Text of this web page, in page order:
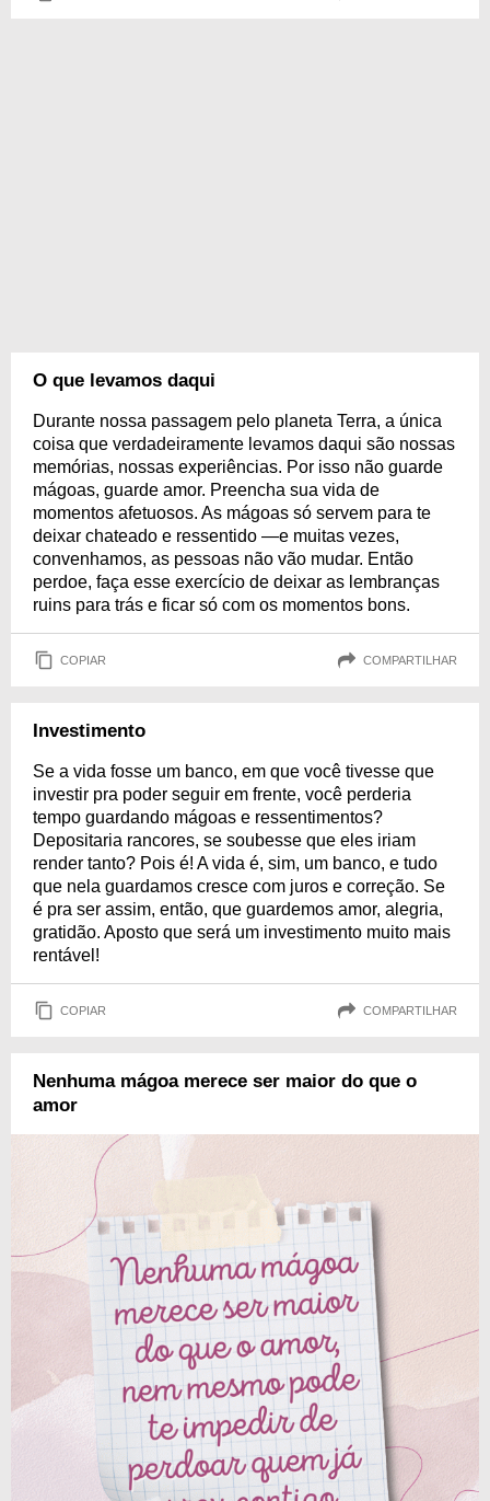
O que levamos daqui
Durante nossa passagem pelo planeta Terra, a única
coisa que verdadeiramente levamos daqui são nossas
memórias, nossas experiências. Por isso não guarde
mágoas, guarde amor. Preencha sua vida de
momentos afetuosos. As mágoas só servem para te
deixar chateado e ressentido —e muitas vezes,
convenhamos, as pessoas não vão mudar. Então
perdoe, faça esse exercício de deixar as lembranças
ruins para trás e ficar só com os momentos bons.
COPIAR COMPARTILHAR
Investimento
Se a vida fosse um banco, em que você tivesse que
investir pra poder seguir em frente, você perderia
tempo guardando mágoas e ressentimentos?
Depositaria rancores, se soubesse que eles iriam
render tanto? Pois é! A vida é, sim, um banco, e tudo
que nela guardamos cresce com juros e correção. Se
é pra ser assim, então, que guardemos amor, alegria,
gratidão. Aposto que será um investimento muito mais
rentável!
COPIAR COMPARTILHAR
Nenhuma mágoa merece ser maior do que o
amor